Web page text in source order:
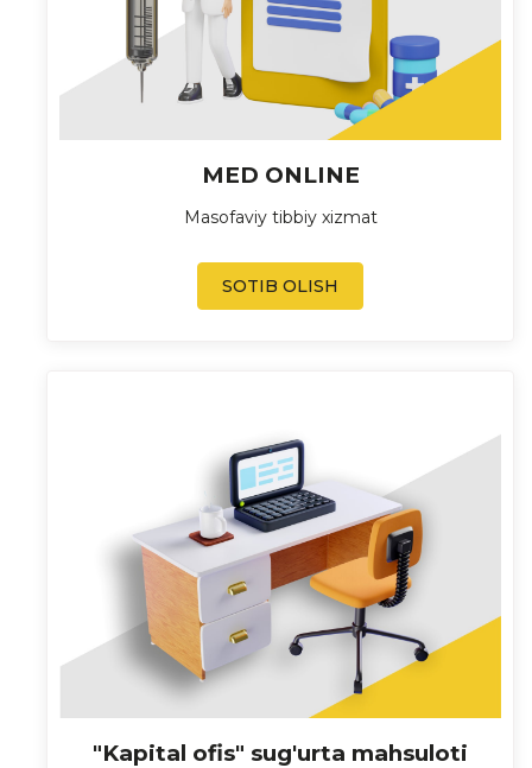
MED ONLINE
Masofaviy tibbiy xizmat
SOTIB OLISH
"Kapital ofis" sug'urta mahsuloti